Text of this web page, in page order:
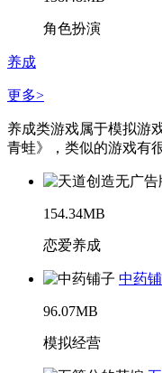
角色扮演
养成
更多>
养成类游戏属于模拟游
青蛙》，类似的游戏有
154.34MB
恋爱养成
中药
96.07MB
模拟经营